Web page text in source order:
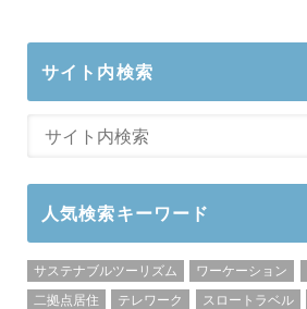
サイト内検索
人気検索キーワード
サステナブルツーリズム ワーケーション
二拠点居住
テレワーク スロートラベル